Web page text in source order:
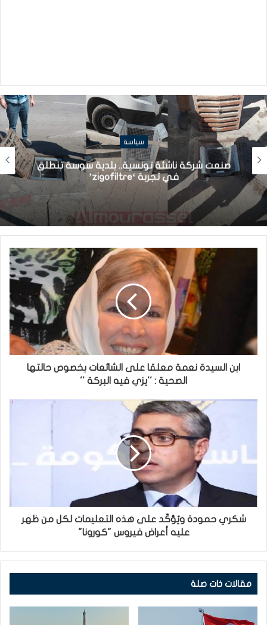
سوسة تنطلق
سياسة
في ضل الصعوبات الاقتصادية :
عن تركيبة الهيئة الوطنية للصلح
اشغالها
ابن السيدة نعمة معلقا على الشائعات بخصوص حالتها
الصحية : ''يزي فيه البركة ''
شكري حمودة ويُؤكّد على هذه التعليمات لكل من ظهر
عليه أعراض فيروس "كورونا"
مقالات ذات صلة